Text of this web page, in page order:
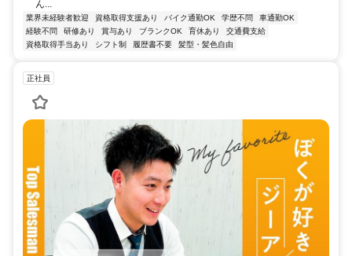
ん...
業界未経験者歓迎 資格取得支援あり バイク通勤OK 学歴不問
車通勤OK
経験不問
研修あり 賞与あり ブランクOK 育休あり
交通費支給
資格取得手当あり
シフト制 履歴書不要 髪型・髪色自由
正社員